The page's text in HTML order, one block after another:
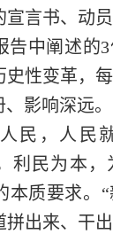
宣言书、动
告中阐述的
史性变革，
影响深远。
民，人民
利民为本，
本质要求。
出来、干